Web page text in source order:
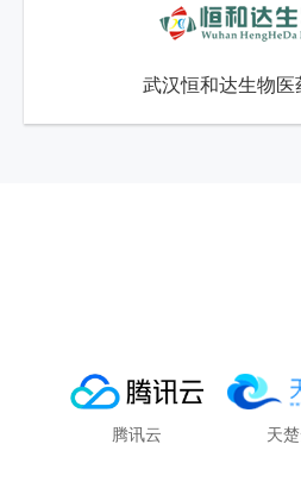
武汉恒和达生物医
腾讯云 天